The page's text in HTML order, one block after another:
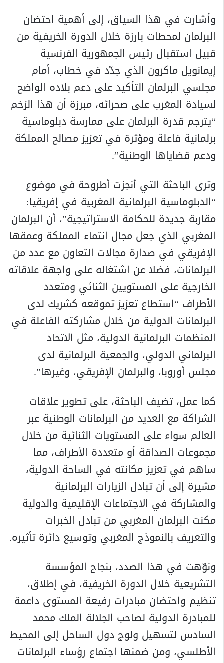
وأشارت في هذا السياق، إلى أهمية احتضان
البرلمان لمحطات بارزة خلال الدورة الخريفية من
قبيل استقبال رئيس الجمهورية الفرنسية
إيمانويل ماكرون الذي جدّد في خطاب، أمام
مجلسي البرلمان التأكيد على دعم بلاده الواضح
لسيادة المغرب على صحرائه، مبرزة أن هذا الزخم
“يترجم قدرة البرلمان على ممارسة دبلوماسية
برلمانية فاعلة ومؤثرة في تعزيز مصالح المملكة
ودعم قضاياها الوطنية”.
وترى الباحثة التي أنجزت أطروحة في موضوع
“الدبلوماسية البرلمانية المغربية في إفريقيا:
مقاربة جديدة للحكامة الاستراتيجية”، أن البرلمان
المغربي الذي جعل مجال انتماء المملكة وعمقها
الإفريقي في صدارة مجالات التعاون مع عدد من
البرلمانات، فضلا عن اشتغاله على واجهة علاقاته
الخارجية على المستويين الثنائي ومتعدد
الأطراف “استطاع تعزيز تموقعه كشريك لدى
البرلمانات الدولية من خلال مشاركته الفاعلة في
المنظمات البرلمانية الدولية، مثل الاتحاد
البرلماني الدولي، والجمعية البرلمانية لدى
مجلس أوروبا، والبرلمان الإفريقي، وغيرها”.
كما عمل، تضيف الباحثة، على تطوير علاقات
الشراكة مع العديد من البرلمانات الوطنية عبر
العالم سواء على المستويات الثنائية من خلال
مجموعات الصداقة أو متعددة الأطراف، مما
ساهم في تعزيز مكانته في الساحة الدولية،
مشيرة إلى أن تبادل الزيارات البرلمانية
والمشاركة في الاجتماعات الإقليمية والدولية
مكنت البرلمان المغربي من تبادل الخبرات
والتعريف بالنموذج المغربي وتوسيع دائرة تأثيره.
ونوّهت في هذا الصدد، بنجاح المؤسسة
التشريعية خلال الدورة الخريفية، في إطلاق،
تنظيم واحتضان مبادرات رفيعة المستوى داعمة
للمبادرة الدولية لصاحب الجلالة الملك محمد
السادس لتسهيل ولوج دول الساحل إلى المحيط
الأطلسي، ومن ضمنها اجتماع رؤساء البرلمانات